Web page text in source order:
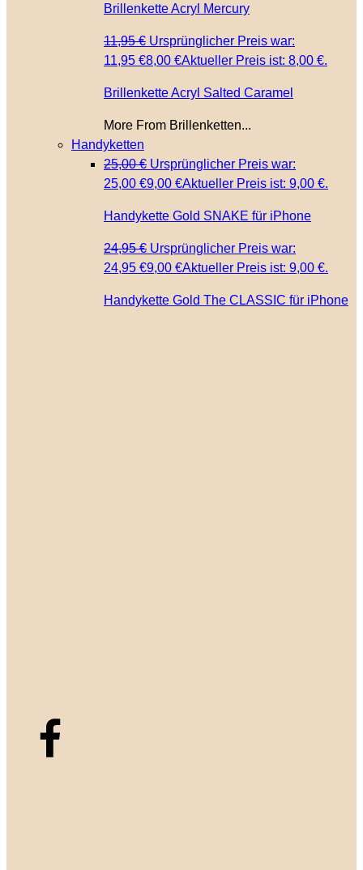
Brillenkette Acryl Mercury
11,95€ Ursprünglicher Preis war:
11,95 €8,00 €Aktueller Preis ist: 8,00 €.
Brillenkette Acryl Salted Caramel
More From Brillenketten...
Handyketten
25,00€ Ursprünglicher Preis war:
25,00 €9,00 €Aktueller Preis ist: 9,00 €.
Handykette Gold SNAKE für iPhone
24,95€ Ursprünglicher Preis war:
24,95 €9,00 €Aktueller Preis ist: 9,00 €.
Handykette Gold The CLASSIC für iPhone